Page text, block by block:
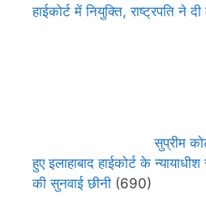
हाईकोर्ट में नियुक्ति, राष्ट्रपति ने
सुप्रीम
हुए इलाहाबाद हाईकोर्ट के
की सुनवाई छीनी (690)